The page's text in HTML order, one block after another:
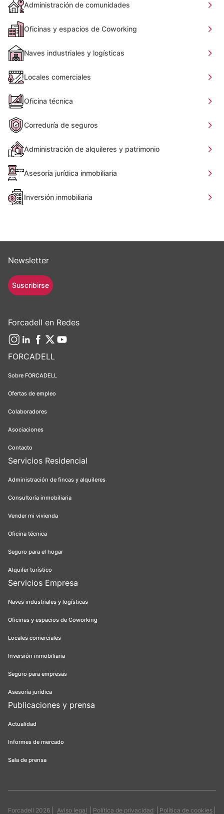
Administración de comunidades
Oficinas y espacios de Coworking
Naves industriales y logísticas
Locales comerciales
Oficina técnica
Correduría de seguros
Administración de alquileres y patrimonio
Asesoría jurídica inmobiliaria
Inversión inmobiliaria
FORCADELL
Sobre FORCADELL
Ofertas de empleo
Colaboradores
Asociaciones
Contacto
Servicios Residencial
Administración de fincas y alquileres
Consultoría inmobiliaria
Vender mi vivienda
Oficina técnica
Seguro para el hogar
Alquiler turístico
Servicios Empresa
Naves industriales y logísticas
Oficinas y espacios de Coworking
Locales comerciales
Inversión inmobiliaria
Seguro para empresas
Asesoría jurídica
Publicaciones y prensa
Actualidad
Informes de mercado
Sala de prensa
Newsletter
Suscribirse
Forcadell en Redes
Forcadell 2026 Aviso legal Política de privacidad Política de cookies